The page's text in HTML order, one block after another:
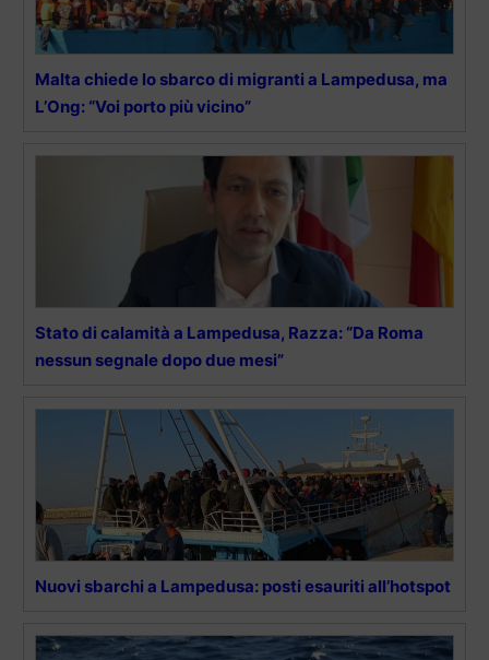
Malta chiede lo sbarco di migranti a Lampedusa, ma
L’Ong: “Voi porto più vicino”
Stato di calamità a Lampedusa, Razza: “Da Roma
nessun segnale dopo due mesi”
Nuovi sbarchi a Lampedusa: posti esauriti all’hotspot